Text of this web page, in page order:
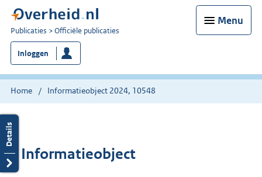
Menu
U
bent
nu
hier:
Publicaties Officiële publicaties
Inloggen
Home Informatieobject 2024, 10548
Informatieobject